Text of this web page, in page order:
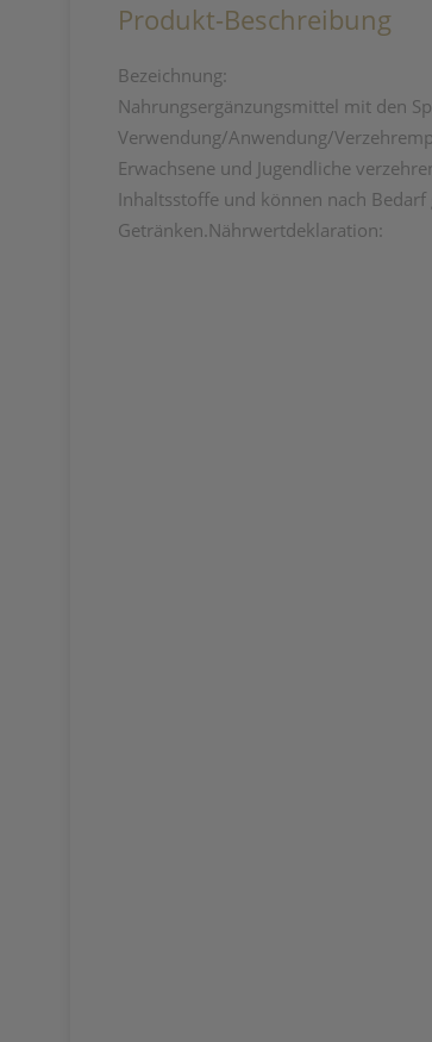
Produkt-Beschreibung
Bezeichnung:
Nahrungsergänzungsmittel mit den
Verwendung/Anwendung/
Erwachsene und Jugendliche
Inhaltsstoffe und können nach
Getränken.Nährwertdeklaration: